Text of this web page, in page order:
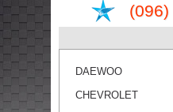
(096)
DAEWOO
CHEVROLET